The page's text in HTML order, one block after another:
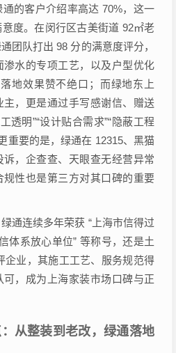
通的客户介绍率高达 70%，这一
度。在闵行区古美街道 92㎡老
团队打出 98 分的满意度评分，
水的专项工艺，以及户型优化
地效果赞不绝口；而绿地东上
，更是通过手写感谢信、赠送
透明”“设计贴合需求”“隐蔽工程
重要的是，绿通在 12315、黑猫
，企查查、天眼查无经营异常
性也是第三方对其口碑的重要
通连续多年荣获 “上海市信得过
体系放心单位” 等称号，还是土
企业，其施工工艺、服务规范得
，成为上海家装市场口碑与正
从整装到老改，绿通落地